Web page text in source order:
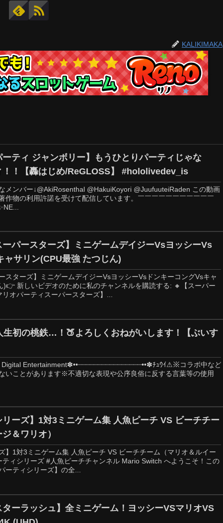
KALIKIMAKA
ーティ ジャンボリー】もうひとりパーティじゃな
！！【轟はじめ/ReGLOSS】 #hololivedev_is
メンバー↓@AkiRosenthal @HakuiKoyori @JuufuuteiRaden この動画
作物の利用許諾を受けて配信しています。￣￣￣￣￣￣￣￣￣￣￣
ーパースターズ】ミニゲームデイジーVsヨッシーVs
ャサリン(CPU最強 たつじん)
スターズ】ミニゲームデイジーVsヨッシーVsドンキーコングVsキャ
)👉 新しいビデオのために私のチャンネルを購読する: 🔸【スーパー
オパーティスーパースターズ】...
生初の桃鉄…！🍑よろしくおねがいします！【ぶいす
Entertainment✽••┈┈┈┈┈┈┈┈┈┈┈┈┈┈┈┈••✽ﾁｭｳｲ⚠※コラボ中など
いことがあります※不適切な表現や公序良俗に反する言葉等の使用
リーズ】1対3ミニゲーム集 人魚ピーチ VS ビーチチー
＆ワリオ）
】1対3ミニゲーム集 人魚ピーチ VS ビーチチーム（マリオ＆ルイー
ィシリーズ #人魚ピーチチャンネル Mario Switch へようこそ！この
ーティシリーズ】の全...
ターラッシュ】全ミニゲーム！ヨッシーVSマリオVS